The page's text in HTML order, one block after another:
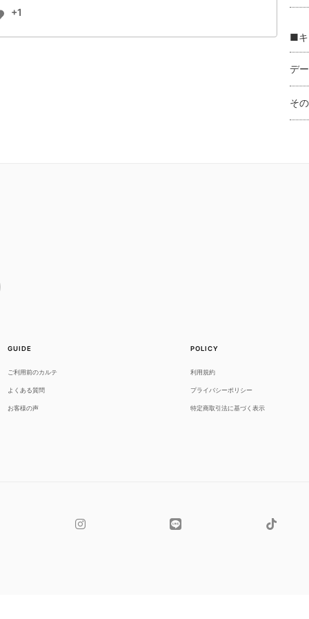
+1
■キ
デ
そ
GUIDE
ご利用前のカルテ
よくある質問
お客様の声
POLICY
利用規約
プライバシーポリシー
特定商取引法に基づく表示